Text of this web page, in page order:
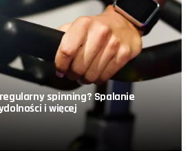
spinning? Spalanie
i więcej